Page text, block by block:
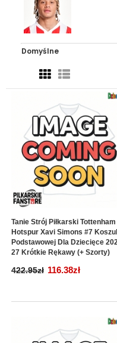
Tanie Strój Piłkarski Tottenham
Hotspur Xavi Simons #7
Podstawowej Dla Dziecięce
27 Krótkie Rękawy (+ Szorty)
422.95zł 116.38zł